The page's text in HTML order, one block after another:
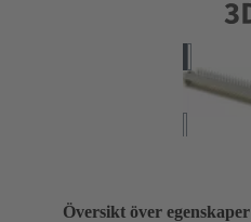
Översikt över egenskaper